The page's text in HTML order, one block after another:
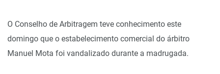
O Conselho de Arbitragem teve conhecimento este
domingo que o estabelecimento comercial do árbitro
Manuel Mota foi vandalizado durante a madrugada.